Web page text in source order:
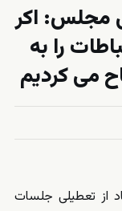
مجلس: اكر
را به
مى كرديم
از تعطیلی جلسات